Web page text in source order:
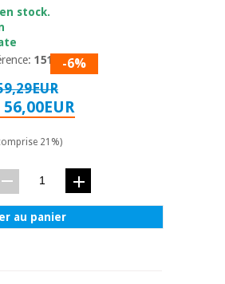
stock.
1517 -6%
21%)
au panier